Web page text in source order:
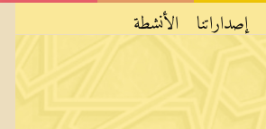
إصداراتنا الأنشطة